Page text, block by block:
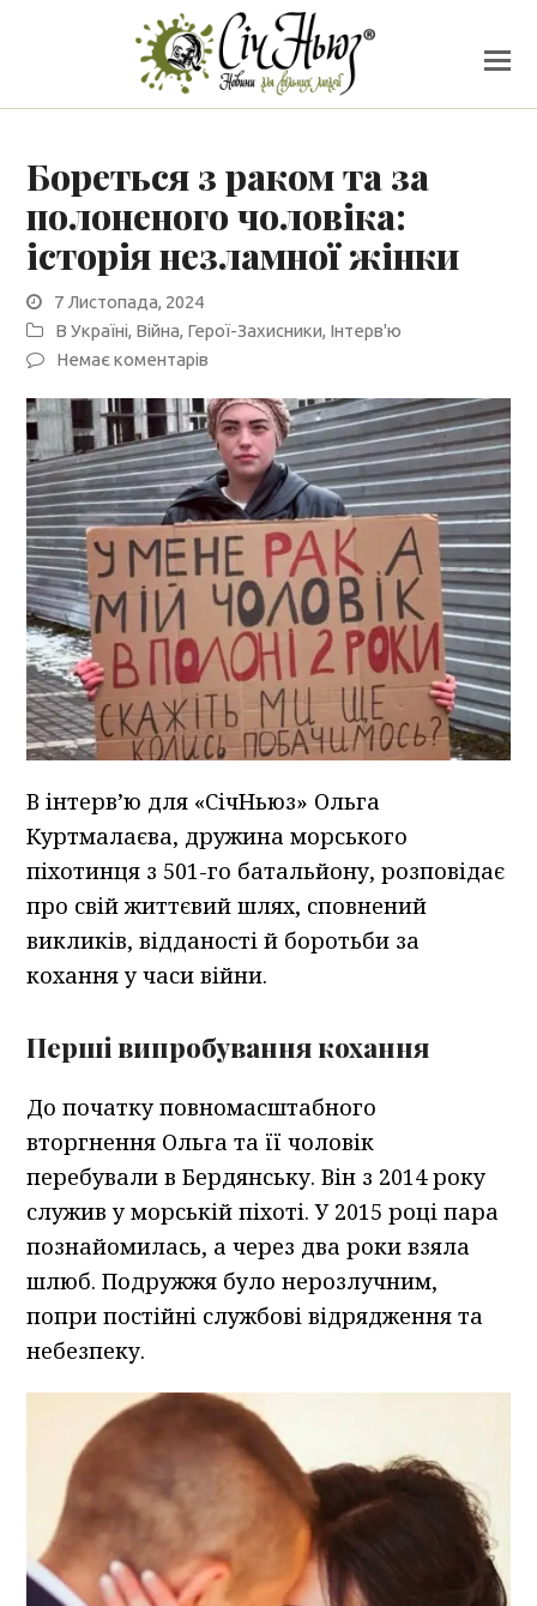
Бореться з раком та за
полоненого чоловіка:
історія незламної жінки
7 Листопада, 2024
В Україні, Війна, Герої-Захисники, Інтерв'ю
Немає коментарів
В інтерв’ю для «СічНьюз» Ольга
Куртмалаєва, дружина морського
піхотинця з 501-го батальйону, розповідає
про свій життєвий шлях, сповнений
викликів, відданості й боротьби за
кохання у часи війни.
Перші випробування кохання
До початку повномасштабного
вторгнення Ольга та її чоловік
перебували в Бердянську. Він з 2014 року
служив у морській піхоті. У 2015 році пара
познайомилась, а через два роки взяла
шлюб. Подружжя було нерозлучним,
попри постійні службові відрядження та
небезпеку.